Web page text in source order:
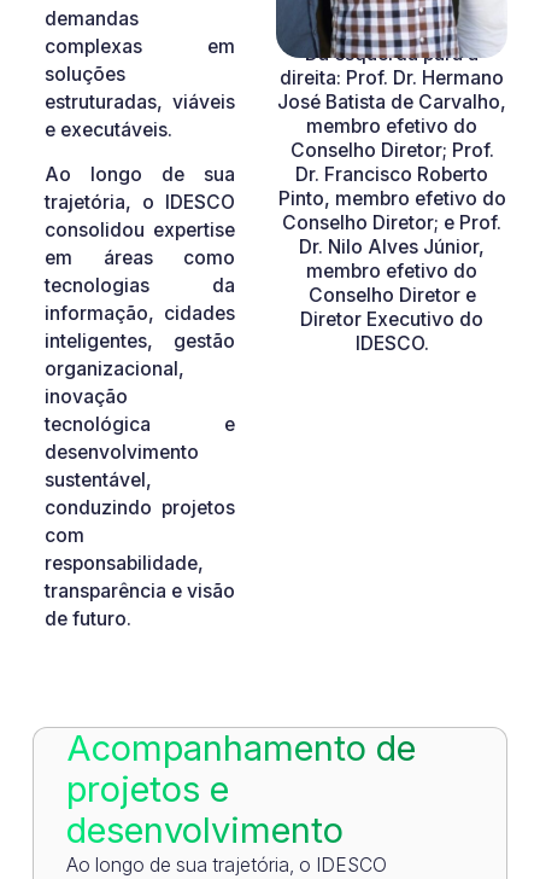
Da esquerda para a
direita: Prof. Dr. Hermano
José Batista de Carvalho,
membro efetivo do
Conselho Diretor; Prof.
Dr. Francisco Roberto
Pinto, membro efetivo do
Conselho Diretor; e Prof.
Dr. Nilo Alves Júnior,
membro efetivo do
Conselho Diretor e
Diretor Executivo do
IDESCO.
demandas
complexas em
soluções
estruturadas, viáveis
e executáveis.
Ao longo de sua
trajetória, o IDESCO
consolidou expertise
em áreas como
tecnologias da
informação, cidades
inteligentes, gestão
organizacional,
inovação
tecnológica e
desenvolvimento
sustentável,
conduzindo projetos
com
responsabilidade,
transparência e visão
de futuro.
Acompanhamento de
projetos e
desenvolvimento
Ao longo de sua trajetória, o IDESCO